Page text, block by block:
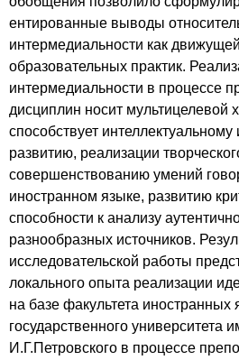
ентированные выводы
интермедиальности как
образовательных практик.
интермедиальности в процессе
дисциплин носит мультицелевой
способствует интеллектуальному
развитию, реализации
совершенствованию умений
иностранном языке, развитию
способности к анализу
разнообразных источников.
исследовательской работы
локаль­ного опыта реализации
на базе факультета иностранных
государственного университета
И.Г.Петровского в процессе